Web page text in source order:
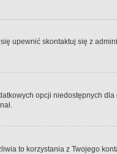
upewnić skontaktuj się z
opcji niedostępnych
to korzystania z Twojego